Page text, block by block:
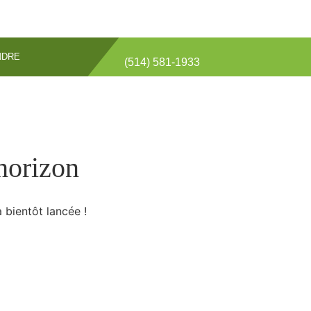
(514) 581-1933
bientôt lancée !